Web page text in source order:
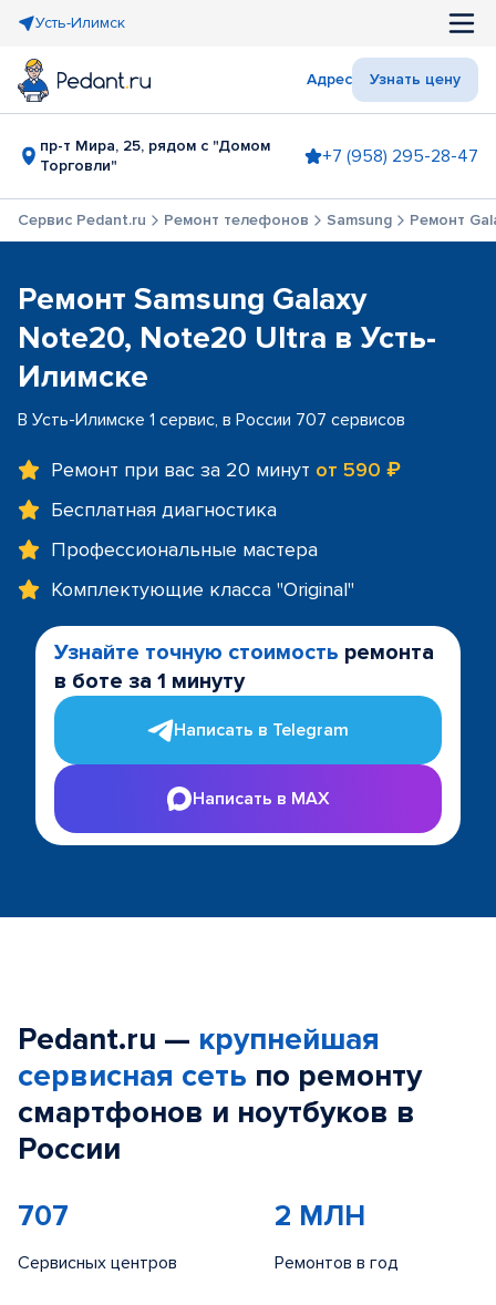
Усть-Илимск
Адрес Узнать цену
пр-т Мира, 25, рядом с "Домом
Торговли"
+7 (958) 295-28-47
Сервис Pedant.ru Ремонт телефонов Samsung Ремонт
Ремонт Samsung Galaxy
Note20, Note20 Ultra в Усть-
Илимске
В Усть-Илимске 1 сервис, в России 707 сервисов
Ремонт при вас за 20 минут от 590 ₽
Бесплатная диагностика
Профессиональные мастера
Комплектующие класса "Original"
Узнайте точную стоимость ремонта
в боте за 1 минуту
Написать в Telegram
Написать в MAX
Pedant.ru — крупнейшая
сервисная сеть по ремонту
смартфонов и ноутбуков в
России
707
Сервисных центров
2 МЛН
Ремонтов в год